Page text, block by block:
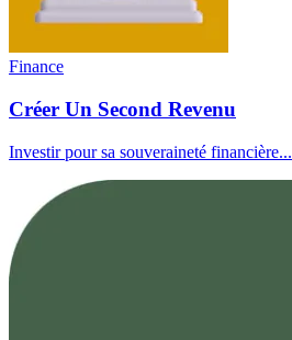
Finance
Créer Un Second Revenu
Investir pour sa souveraineté financière...